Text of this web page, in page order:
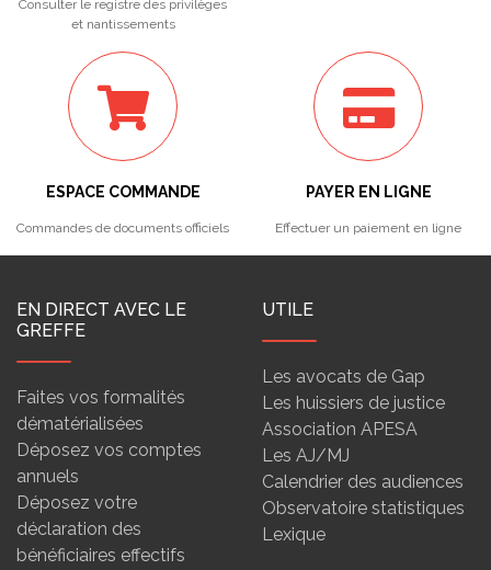
Consulter le registre des privilèges
et nantissements
ESPACE COMMANDE
Commandes de documents officiels
PAYER EN LIGNE
Effectuer un paiement en ligne
EN DIRECT AVEC LE
GREFFE
Faites vos formalités
dématérialisées
Déposez vos comptes
annuels
Déposez votre
déclaration des
bénéficiaires effectifs
UTILE
Les avocats de Gap
Les huissiers de justice
Association APESA
Les AJ/MJ
Calendrier des audiences
Observatoire statistiques
Lexique